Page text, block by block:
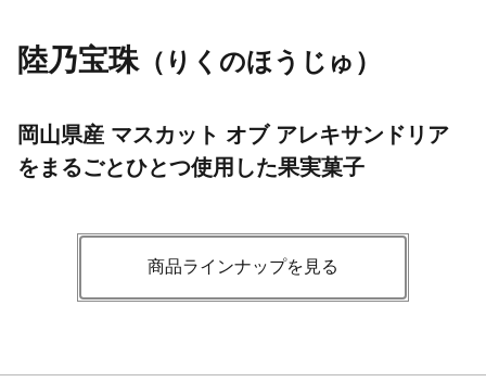
陸乃宝珠（りくのほうじゅ）
岡山県産 マスカット オブ アレキサンドリア
をまるごとひとつ使用した果実菓子
商品ラインナップを見る